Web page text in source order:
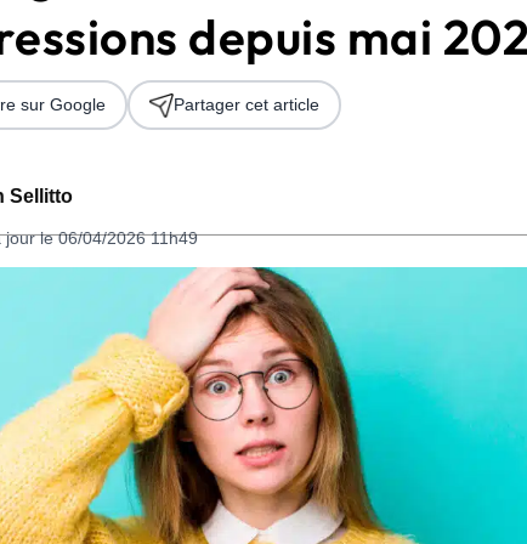
depuis mai
Sellitto
jour le 06/04/2026 11h49
sur Google Partager cet article